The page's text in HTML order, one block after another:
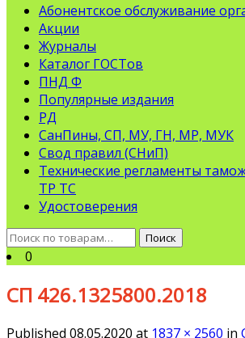
Абонентское обслуживание
Акции
Журналы
Каталог ГОСТов
ПНД Ф
Популярные издания
РД
СанПины, СП, МУ, ГН, МР, МУК
Свод правил (СНиП)
Технические регламенты
ТР ТС
Удостоверения
Искать:
Поиск
0
СП 426.1325800.2018
Published 08.05.2020 at 1837 × 2560 in